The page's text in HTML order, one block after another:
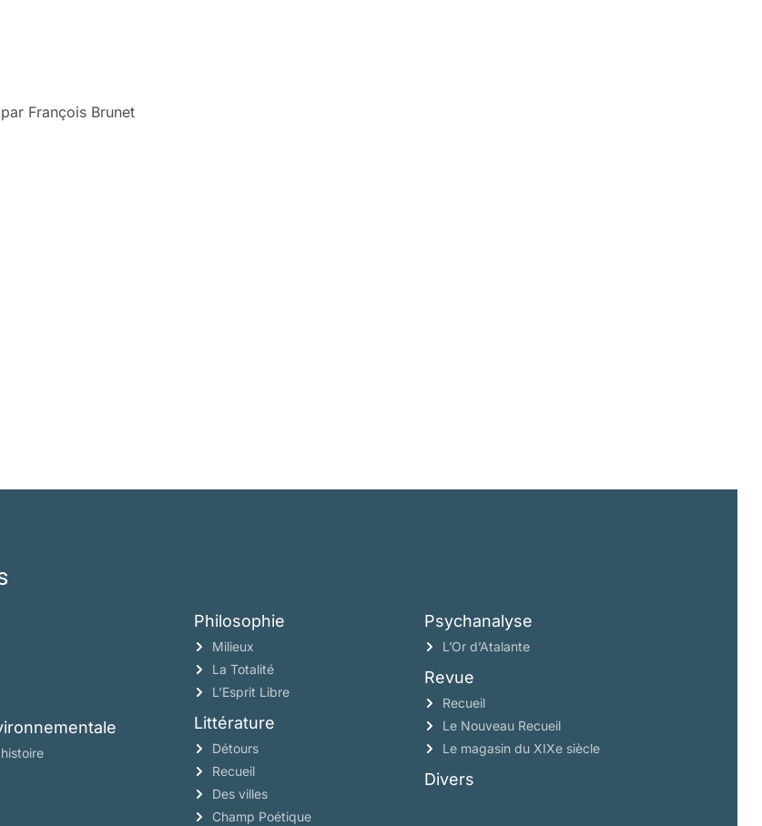
François Brunet
Philosophie
Milieux
La Totalité
L’Esprit Libre
Littérature
Détours
Recueil
Des villes
Champ Poétique
Psychanalyse
L’Or d’Atalante
Revue
Recueil
Le Nouveau Recueil
Le magasin du XIXe siècle
Divers